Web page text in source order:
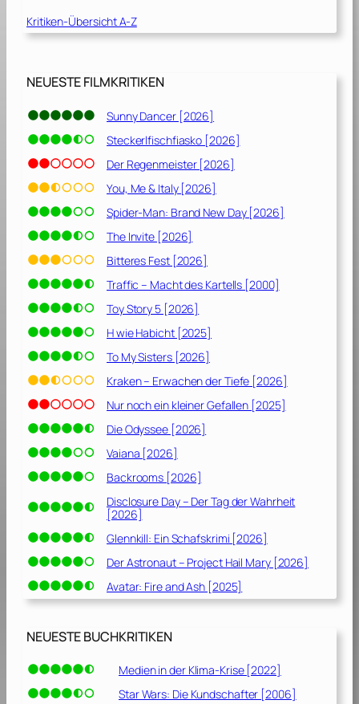
ß
e
e
e
[
2
0
8
]
Kritiken-Übersicht A-Z
NEUESTE FILMKRITIKEN
Sunny Dancer [2026]
Steckerlfischfiasko [2026]
Der Regenmeister [2026]
You, Me & Italy [2026]
Spider-Man: Brand New Day [2026]
The Invite [2026]
Bitteres Fest [2026]
Traffic – Macht des Kartells [2000]
Toy Story 5 [2026]
H wie Habicht [2025]
To My Sisters [2026]
Kraken – Erwachen der Tiefe [2026]
Nur noch ein kleiner Gefallen [2025]
Die Odyssee [2026]
Vaiana [2026]
Backrooms [2026]
Disclosure Day – Der Tag der Wahrheit
[2026]
Glennkill: Ein Schafskrimi [2026]
Der Astronaut – Project Hail Mary [2026]
Avatar: Fire and Ash [2025]
NEUESTE BUCHKRITIKEN
Medien in der Klima-Krise [2022]
Star Wars: Die Kundschafter [2006]